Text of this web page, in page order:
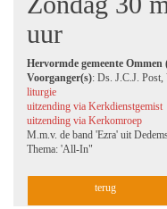
uur
Hervormde gemeente
Voorganger(s): Ds. J.C.J.
liturgie
uitzending via Kerkdienstgemist
uitzending via Kerkomroep
M.m.v. de band 'Ezra' uit
Thema: 'All-In"
terug